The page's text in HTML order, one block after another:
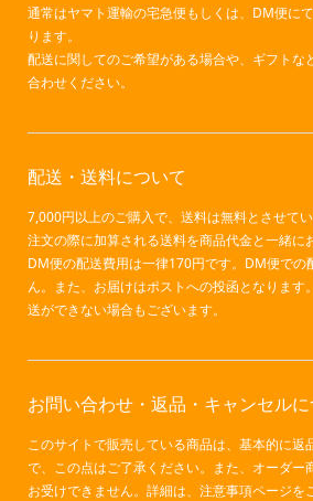
通常はヤマト運輸の宅急便もしくは、DM便に
ります。
配送に関してのご希望がある場合や、ギフトな
合わせください。
配送・送料について
7,000円以上のご購入で、送料は無料とさせて
注文の際に加算される送料を商品代金と一緒に
DM便の配送費用は一律170円です。DM便での
ん。また、お届けはポストへの投函となりま
送ができない場合もございます。
お問い合わせ・返品・キャンセル
このサイトで販売している商品は、基本的に返
で、この点はご了承ください。また、オーダー
お受けできません。詳細は、注意事項ページを